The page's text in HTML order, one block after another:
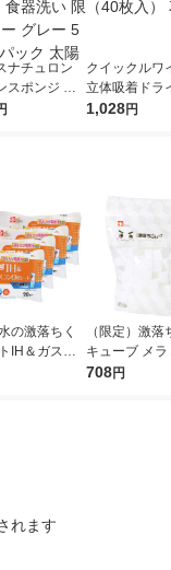
ナチュロン
スポンジ 水
い 長持ち 食
クイックルワ
立体吸着ドラ
1パック（40
1,028円
の激落ちく
IH＆ガスコ
枚×4個）
（限定）激落
キューブ メ
ポンジ 大容量
708円
れます